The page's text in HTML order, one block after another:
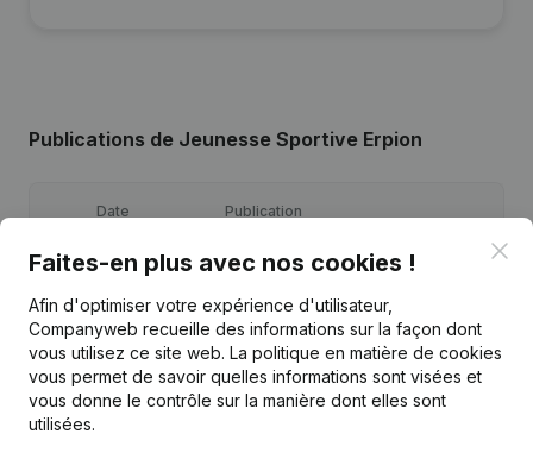
Publications de Jeunesse Sportive Erpion
Date Publication
30-06-2026
Adresse Autre Que Siège Social -
08-07-2022
Statuts (Traduction, Coordination,
Autres Modifications, …)
Faites-en plus avec nos cookies !
Afin d'optimiser votre expérience d'utilisateur,
Companyweb recueille des informations sur la façon dont
vous utilisez ce site web. La politique en matière de cookies
vous permet de savoir quelles informations sont visées et
vous donne le contrôle sur la manière dont elles sont
utilisées.